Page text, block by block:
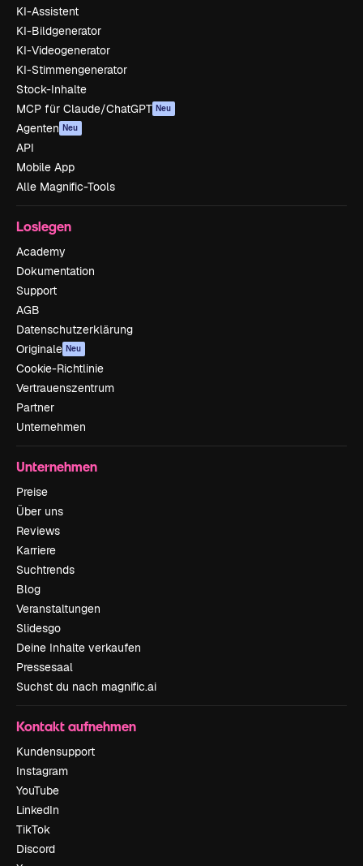
KI-Assistent
KI-Bildgenerator
KI-Videogenerator
KI-Stimmengenerator
Stock-Inhalte
MCP für Claude/ChatGPT Neu
Agenten Neu
API
Mobile App
Alle Magnific-Tools
Loslegen
Academy
Dokumentation
Support
AGB
Datenschutzerklärung
Originale Neu
Cookie-Richtlinie
Vertrauenszentrum
Partner
Unternehmen
Unternehmen
Preise
Über uns
Reviews
Karriere
Suchtrends
Blog
Veranstaltungen
Slidesgo
Deine Inhalte verkaufen
Pressesaal
Suchst du nach magnific.ai
Kontakt aufnehmen
Kundensupport
Instagram
YouTube
LinkedIn
TikTok
Discord